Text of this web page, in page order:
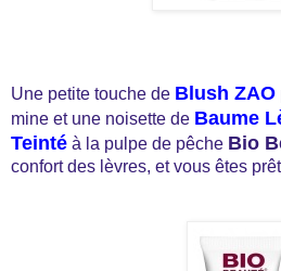
Une petite touche de Blush ZAO
mine et une noisette de Baume
Teinté à la pulpe de pêche Bio
confort des lèvres, et vous êtes